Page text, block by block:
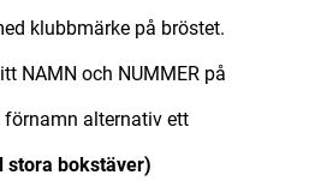
klubbmärke på bröstet.
NAMN och NUMMER på
förnamn alternativ ett
stora bokstäver)